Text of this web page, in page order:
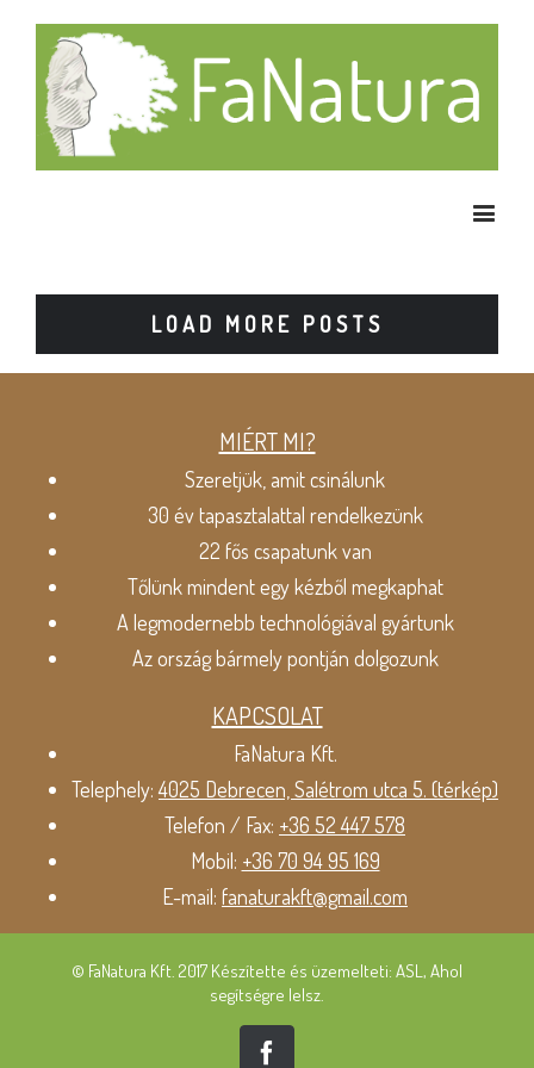
LOAD MORE POSTS
MIÉRT MI?
Szeretjük, amit csinálunk
30 év tapasztalattal rendelkezünk
22 fős csapatunk van
Tőlünk mindent egy kézből megkaphat
A legmodernebb technológiával gyártunk
Az ország bármely pontján dolgozunk
KAPCSOLAT
FaNatura Kft.
Telephely:4025 Debrecen, Salétrom utca 5. (térkép)
Telefon / Fax: +36 52 447 578
Mobil: +36 70 94 95 169
E-mail: fanaturakft@gmail.com
© FaNatura Kft. 2017 Készítette és üzemelteti: ASL, Ahol
segítségre lelsz.